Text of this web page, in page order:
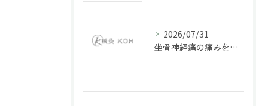
2026/07/31
坐骨神経痛の痛みを緩和する鍼施術